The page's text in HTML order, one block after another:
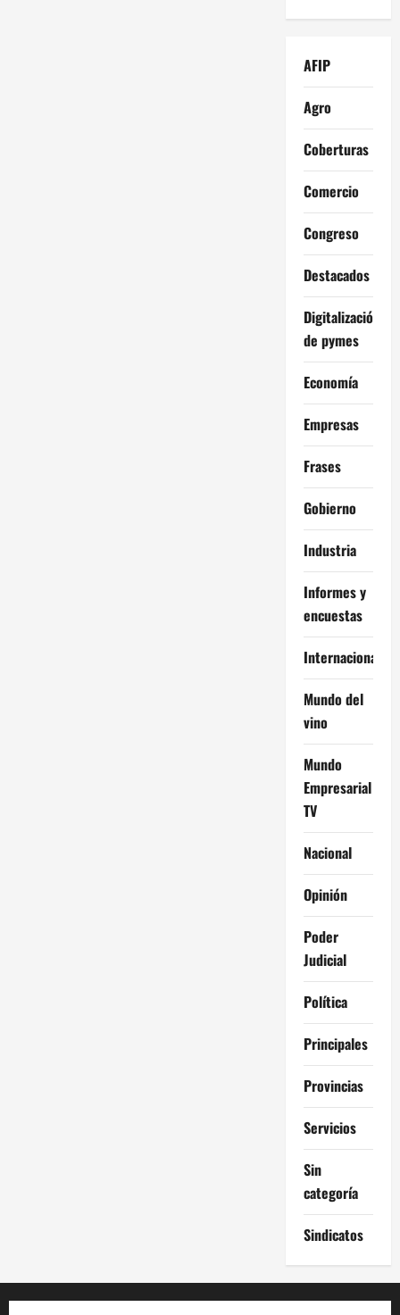
AFIP
Agro
Coberturas
Comercio
Congreso
Destacados
Digitalización
de pymes
Economía
Empresas
Frases
Gobierno
Industria
Informes y
encuestas
Internacional
Mundo del
vino
Mundo
Empresarial
TV
Nacional
Opinión
Poder
Judicial
Política
Principales
Provincias
Servicios
Sin
categoría
Sindicatos